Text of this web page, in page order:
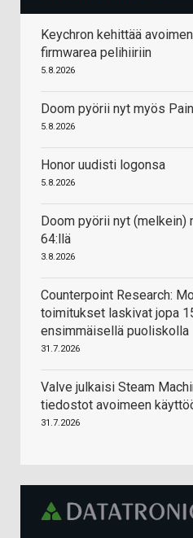
Keychron kehittää
firmwarea pelihiiriin
5.8.2026
Doom pyörii nyt myös
5.8.2026
Honor uudisti logonsa
5.8.2026
Doom pyörii nyt (melkein)
64:llä
3.8.2026
Counterpoint Research:
toimitukset laskivat jopa
ensimmäisellä puoliskolla
31.7.2026
Valve julkaisi Steam
tiedostot avoimeen
31.7.2026